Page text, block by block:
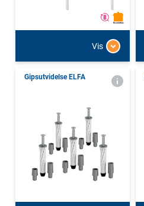
Vis
Gipsutvidelse ELFA